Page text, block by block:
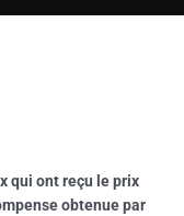
qui ont reçu le prix
obtenue par